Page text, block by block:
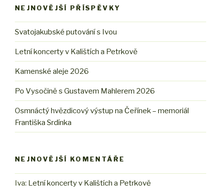
NEJNOVĚJŠÍ PŘÍSPĚVKY
Svatojakubské putování s Ivou
Letní koncerty v Kalištích a Petrkově
Kamenské aleje 2026
Po Vysočině s Gustavem Mahlerem 2026
Osmnáctý hvězdicový výstup na Čeřínek – memoriál
Františka Srdínka
NEJNOVĚJŠÍ KOMENTÁŘE
Iva: Letní koncerty v Kalištích a Petrkově